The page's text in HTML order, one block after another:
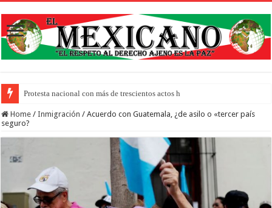
Protesta nacional con más de trescientos actos honra a inmigrantes muerto
Home / Inmigración / Acuerdo con Guatemala, ¿de asilo o «tercer país
seguro?